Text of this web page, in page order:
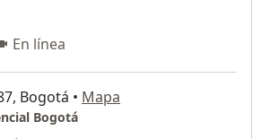
En línea
Bogotá • Mapa
Bogotá